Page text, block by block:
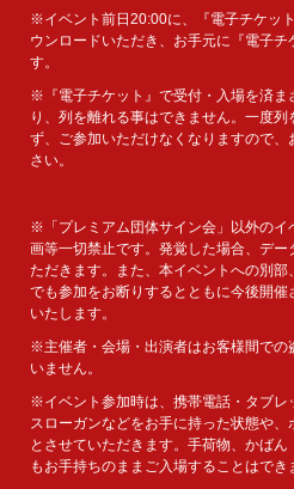
※イベント前日20:00に、『電子チケッ
ウンロードいただき、お手元に『電子チ
す。
※『電子チケット』で受付・入場を済ま
り、列を離れる事はできません。一度
ず、ご参加いただけなくなりますので
さい。
※「プレミアム団体サイン会」以外のイ
画等一切禁止です。発覚した場合、デ
ただきます。また、本イベントへの別
でも参加をお断りするとともに今後開催
いたします。
※主催者・会場・出演者はお客様間での
いません。
※イベント参加時は、携帯電話・タブレ
スローガンなどをお手に持った状態や
とさせていただきます。手荷物、かば
もお手持ちのままご入場することはでき